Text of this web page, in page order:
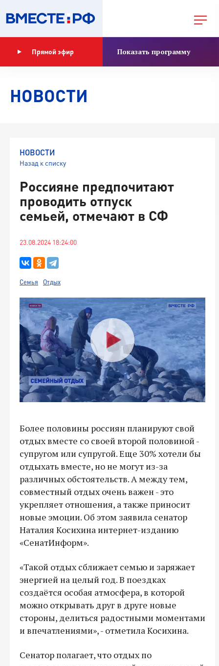
Прямой эфир Показать программу
НОВОСТИ
НОВОСТИ
Назад к списку
Россияне предпочитают
проводить отпуск
семьей, отмечают в СФ
23.08.2024 18:24:00
Семья Отдых
Более половины россиян планируют свой
отдых вместе со своей второй половиной -
супругом или супругой. Еще 30% хотели бы
отдыхать вместе, но не могут из-за
различных обстоятельств. А между тем,
совместный отдых очень важен - это
укрепляет отношения, а также приносит
новые эмоции. Об этом заявила сенатор
Наталия Косихина интернет-изданию
«СенатИнформ».
«Такой отдых сближает семью и заряжает
энергией на целый год. В поездках
создаётся особая атмосфера, в которой
можно открывать друг в друге новые
стороны, делиться радостными моментами
и впечатлениями», - отметила Косихина.
Сенатор полагает, что отдых по